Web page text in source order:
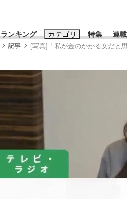
ランキング カテゴリ 特集 連載
おすすめのキーワードタグ一
#藤田晋 #高市早
#玉木雄一郎
記事 [写真]「私が金のかかる女だと